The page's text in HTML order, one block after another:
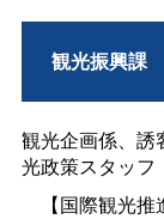
観光振興課
観光企画係、誘
光政策スタッフ
【国際観光推